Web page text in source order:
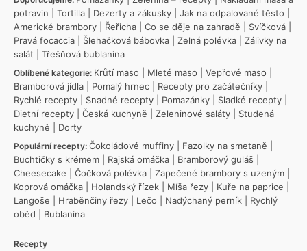
potravin
Tortilla Dezerty a zákusky Jak na odpalované těsto
Americké brambory
Řeřicha Co se děje na zahradě Svíčková
Pravá focaccia
Šlehačková bábovka Zelná polévka
Zálivky na
salát
Třešňová bublanina
Oblíbené kategorie: Krůtí maso Mleté maso Vepřové maso
Bramborová jídla
Pomalý hrnec Recepty pro začátečníky
Rychlé recepty
Snadné recepty Pomazánky Sladké recepty
Dietní recepty
Česká kuchyně Zeleninové saláty
Studená
kuchyně
Dorty
Populární recepty: Čokoládové muffiny Fazolky na smetaně
Buchtičky s krémem
Rajská omáčka Bramborový guláš
Cheesecake
Čočková polévka Zapečené brambory s uzeným
Koprová omáčka
Holandský řízek Míša řezy Kuře na paprice
Langoše
Hraběnčiny řezy Lečo Nadýchaný perník
Rychlý
oběd
Bublanina
Recepty